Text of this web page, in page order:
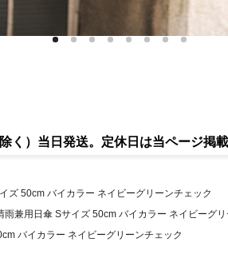
く）当日発送。定休日は当ページ掲
ズ 50cm バイカラー ネイビーグリーンチェック
雨兼用日傘 Sサイズ 50cm バイカラー ネイビーグ
バイカラー ネイビーグリーンチェック